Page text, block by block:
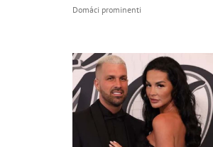
Domáci prominenti